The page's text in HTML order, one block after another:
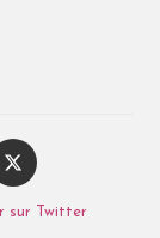
sur Twitter